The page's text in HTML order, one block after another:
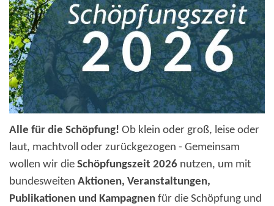
Alle für die Schöpfung! Ob klein oder groß, leise oder
laut, machtvoll oder zurückgezogen - Gemeinsam
wollen wir dieSchöpfungszeit 2026 nutzen, um mit
bundesweiten Aktionen, Veranstaltungen,
Publikationen und Kampagnenfür die Schöpfung und